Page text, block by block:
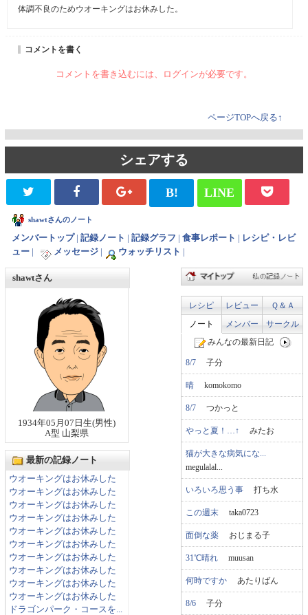
体調不良のためウオーキングはお休みした。
コメントを書く
コメントを書き込むには、ログインが必要です。
ページTOPへ戻る↑
シェアする
B! LINE
shawtさんのノート
メンバートップ| 記録ノート 記録グラフ 食事レポート
レシピ・レビ
ュー
メッセージ ウォッチリスト
shawtさん
1934年05月07日生(男性)
A型 山梨県
最新の記録ノート
ウオーキングはお休みした
ウオーキングはお休みした
ウオーキングはお休みした
ウオーキングはお休みした
ウオーキングはお休みした
ウオーキングはお休みした
ウオーキングはお休みした
ウオーキングはお休みした
ウオーキングはお休みした
ウオーキングはお休みした
ドラゴンパーク・コースを...
レシピ レビュー
Ｑ＆Ａ
ノート
メンバー
サークル
みんなの最新日記
8/7 子分
晴 komokomo
8/7 つかっと
やっと夏！…↑ みたお
猫が大きな病気にな...
megulalal...
いろいろ思う事 打ち水
この週末 taka0723
面倒な薬 おじまる子
31℃晴れ muusan
何時ですか あたりばん
8/6 子分